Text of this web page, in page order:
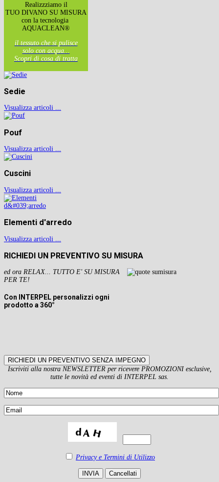
Realizzziamo il
TUO DIVANO SU MISURA
con la tecnologia
AQUACLEAN®
il tessuto che si pulisce
solo con acqua...
Scopri di cosa di tratta
Sedie
Visualizza articoli ...
Pouf
Visualizza articoli ...
Cuscini
Visualizza articoli ...
Elementi d'arredo
Visualizza articoli ...
RICHIEDI UN PREVENTIVO SU MISURA
ed ora RELAX... TUTTO E' SU MISURA
PER TE!
Con INTERPEL personalizzi ogni
prodotto a 360°
RICHIEDI UN PREVENTIVO SENZA IMPEGNO
Iscriviti alla nostra NEWSLETTER per ricevere PROMOZIONI esclusive,
tutte le novità ed eventi di INTERPEL sas.
Privacy e Termini di Utilizzo